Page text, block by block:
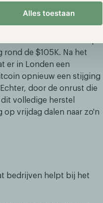
Alles toestaan
spanningen: de
rond een handelsdeal
de $105K. Na het
er in Londen een
opnieuw een stijging
door de onrust die
volledige herstel
op vrijdag dalen naar zo'n
bedrijven helpt bij het